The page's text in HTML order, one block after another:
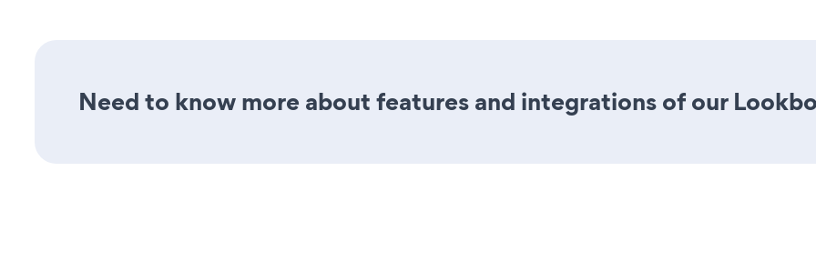
Need to know more about features and integrations of our